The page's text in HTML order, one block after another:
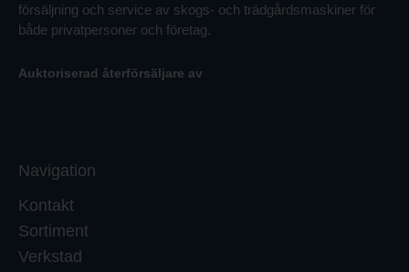
försäljning och service av skogs- och trädgårdsmaskiner för
både privatpersoner och företag.
Auktoriserad återförsäljare av
Navigation
Kontakt
Sortiment
Verkstad